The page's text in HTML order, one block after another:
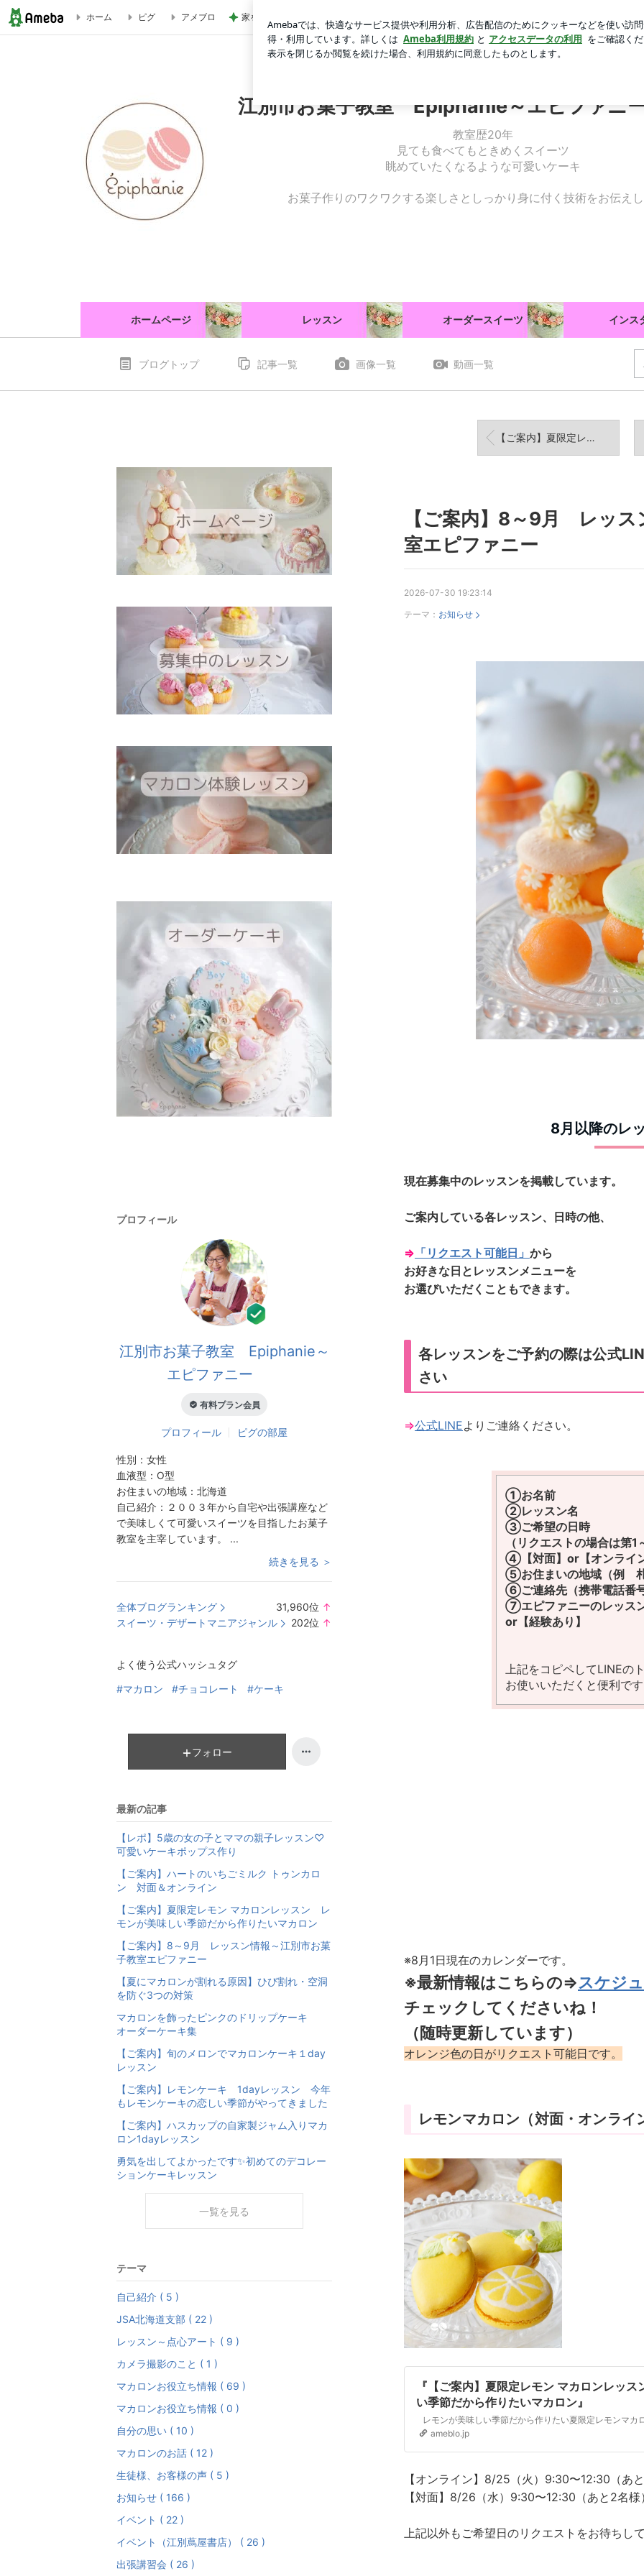
北海道江別市お菓子教室エピファニー 1dayレッスン マカロン デコレーションケーキ | 江別市お菓子教室 Epiphanie
ホーム ピグ アメブロ 家を売って頭金にする婿の提案 ログ
江別市お菓子教室 Epiphanie～エピファニ
教室歴20年
見ても食べてもときめくスイーツ
眺めていたくなるような可愛いケーキ
お菓子作りのワクワクする楽しさとしっかり身に付く技術をお伝えし
ブログトップ 記事一覧 画像一覧 動画一覧
【ご案内】夏限定レモン マカロンレッスン レモンが美味しい季節だから作りたいマカロン
【ご案内】8～9月 レッス
室エピファニー
2026-07-30 19:23:14
テーマ： お知らせ
8月以降のレ
現在募集中のレッスンを掲載しています。
ご案内している各レッスン、日時の他、
⇒ 「リクエスト可能日」 から
お好きな日とレッスンメニューを
お選びいただくこともできます。
各レッスンをご予約の際は公式
さい
⇒公式LINEよりご連絡ください。
➀お名前
②レッスン名
③ご希望の日時
（リクエストの場合は第1
④【対面】or【オンライン
⑤お住まいの地域（例 札
⑥ご連絡先（携帯電話番号
⑦エピファニーのレッスン
or【経験あり】
上記をコピペしてLINEの
お使いいただくと便利です
※8月1日現在のカレンダーです。
※最新情報はこちらの⇒スケジ
チェックしてくださいね！
（随時更新しています）
オレンジ色の日がリクエスト可能日です。
レモンマカロン（対面・オンライ
『【ご案内】夏限定レモン マカロンレッ
い季節だから作りたいマカロン』
ameblo.jp
【オンライン】8/25（火）9:30〜12:30（あ
【対面】8/26（水）9:30〜12:30（あと2名様）
上記以外もご希望日のリクエストをお待ちして
ホームページ レッスン オーダースイーツ インス
プロフィール
江別市お菓子教室 Epiphanie～
エピファニー
有料プラン会員
プロフィール ピグの部屋
性別： 女性
血液型： O型
お住まいの地域： 北海道
自己紹介： ２００３年から自宅や出張講座など
で美味しくて可愛いスイーツを目指したお菓子
教室を主宰しています。 ...
続きを見る ＞
全体ブログランキング 31,960位 ↑
スイーツ・デザートマニアジャンル 202位 ↑
よく使う公式ハッシュタグ
#マカロン #チョコレート #ケーキ
フォロー
最新の記事
【レポ】5歳の女の子とママの親子レッスン♡
可愛いケーキポップス作り
【ご案内】ハートのいちごミルク トゥンカロ
ン 対面＆オンライン
【ご案内】夏限定レモン マカロンレッスン レ
モンが美味しい季節だから作りたいマカロン
【ご案内】8～9月 レッスン情報～江別市お菓
子教室エピファニー
【夏にマカロンが割れる原因】ひび割れ・空洞
を防ぐ3つの対策
マカロンを飾ったピンクのドリップケーキ
オーダーケーキ集
【ご案内】旬のメロンでマカロンケーキ１day
レッスン
【ご案内】レモンケーキ 1dayレッスン 今年
もレモンケーキの恋しい季節がやってきました
【ご案内】ハスカップの自家製ジャム入りマカ
ロン1dayレッスン
勇気を出してよかったです✨初めてのデコレー
ションケーキレッスン
一覧を見る
テーマ
自己紹介 ( 5 )
JSA北海道支部 ( 22 )
レッスン～点心アート ( 9 )
カメラ撮影のこと ( 1 )
マカロンお役立ち情報 ( 69 )
マカロンお役立ち情報 ( 0 )
自分の思い ( 10 )
マカロンのお話 ( 12 )
生徒様、お客様の声 ( 5 )
お知らせ ( 166 )
イベント ( 22 )
イベント（江別蔦屋書店） ( 26 )
出張講習会 ( 26 )